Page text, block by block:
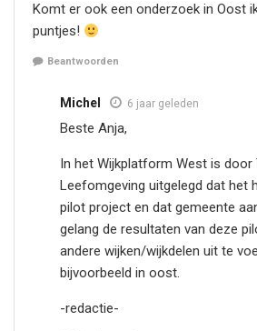
Komt er ook een onderzoek in Oost
puntjes!
Beantwoorden
Michel 6 jaar geleden
Beste Anja,
In het Wijkplatform West is door
Leefomgeving uitgelegd dat het
pilot project en dat gemeente
gelang de resultaten van deze
andere wijken/wijkdelen uit te
bijvoorbeeld in oost.
-redactie-